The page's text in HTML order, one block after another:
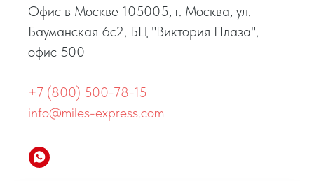
Офис в Москве 105005, г. Москва, ул.
Бауманская 6с2, БЦ "Виктория Плаза",
офис 500
+7 (800) 500-78-15
info@miles-express.com